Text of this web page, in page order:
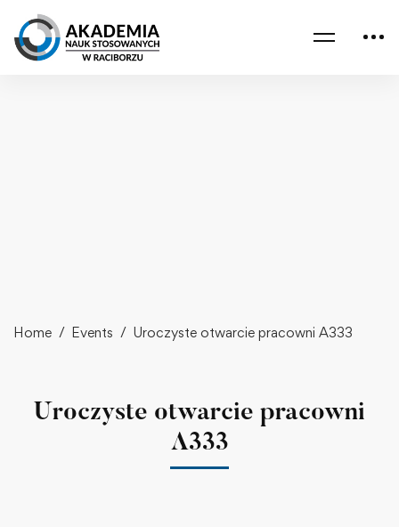
Home Events Uroczyste otwarcie pracowni A333
Uroczyste otwarcie pracowni
A333